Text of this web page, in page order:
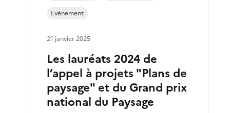
Les lauréats 2024 de
l’appel à projets "Plans de
paysage" et du Grand prix
national du Paysage
Evènement
21 janvier 2025